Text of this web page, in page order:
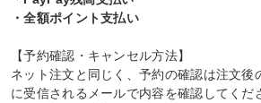
・全額ポイント支払い
【予約確認・キャンセル方法】
ネット注文と同じく、予約の確認は注文後
に受信されるメールで内容を確認してくだ